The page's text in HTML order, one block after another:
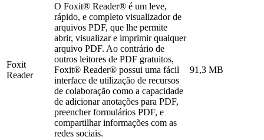
Foxit
Reader
O Foxit® Reader® é um leve,
rápido, e completo visualizador de
arquivos PDF, que lhe permite
abrir, visualizar e imprimir qualquer
arquivo PDF. Ao contrário de
outros leitores de PDF gratuitos,
Foxit® Reader® possui uma fácil
interface de utilização de recursos
de colaboração como a capacidade
de adicionar anotações para PDF,
preencher formulários PDF, e
compartilhar informações com as
redes sociais.
91,3 MB